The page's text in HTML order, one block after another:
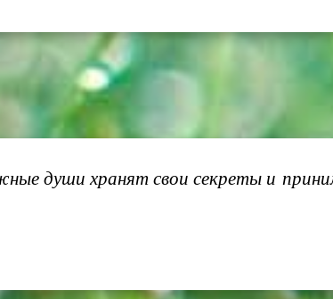
души хранят свои секреты и